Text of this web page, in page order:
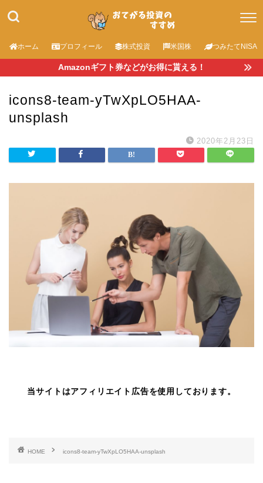
ホーム プロフィール 株式投資 米国株 つみたてNISA
Amazonギフト券などがお得に貰える！
icons8-team-yTwXpLO5HAA-
unsplash
2020年2月23日
当サイトはアフィリエイト広告を使用しております。
HOME icons8-team-yTwXpLO5HAA-unsplash